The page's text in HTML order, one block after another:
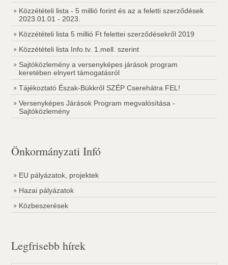
Közzétételi lista - 5 millió forint és az a feletti szerződések
2023.01.01 - 2023.
Közzétételi lista 5 millió Ft felettei szerződésekről 2019
Közzétételi lista Info.tv. 1.mell. szerint
Sajtóközlemény a versenyképes járások program
keretében elnyert támogatásról
Tájékoztató Észak-Bükkről SZÉP Cserehátra FEL!
Versenyképes Járások Program megvalósítása -
Sajtóközlemény
Önkormányzati Infó
EU pályázatok, projektek
Hazai pályázatok
Közbeszerések
Legfrisebb hírek